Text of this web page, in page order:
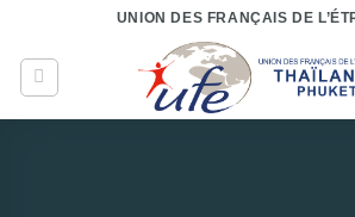
contenu
UNION DES FRANÇAIS DE